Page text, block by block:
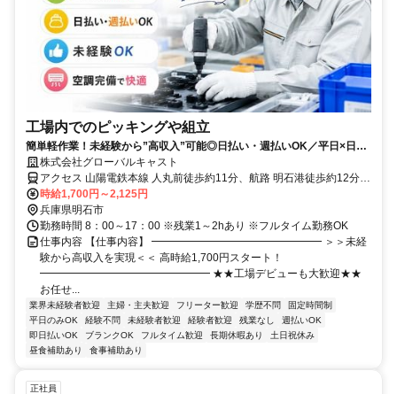
工場内でのピッキングや組立
簡単軽作業！未経験から”高収入”可能◎日払い・週払いOK／平日×日勤
のみ／空調完備で快適
株式会社グローバルキャスト
アクセス 山陽電鉄本線 人丸前徒歩約11分、航路 明石港徒歩約12分、
山陽電鉄本線 山陽明石東出口徒歩約14分
時給1,700円～2,125円
兵庫県明石市
勤務時間 8：00～17：00 ※残業1～2hあり ※フルタイム勤務OK
仕事内容 【仕事内容】 ━━━━━━━━━━━━━━━━ ＞＞未経
験から高収入を実現＜＜ 高時給1,700円スタート！
━━━━━━━━━━━━━━━━ ★★工場デビューも大歓迎★★
お任せ...
業界未経験者歓迎 主婦・主夫歓迎 フリーター歓迎 学歴不問
固定時間制
平日のみOK
経験不問 未経験者歓迎 経験者歓迎 残業なし
週払いOK
即日払いOK
ブランクOK フルタイム歓迎 長期休暇あり
土日祝休み
昼食補助あり
食事補助あり
正社員